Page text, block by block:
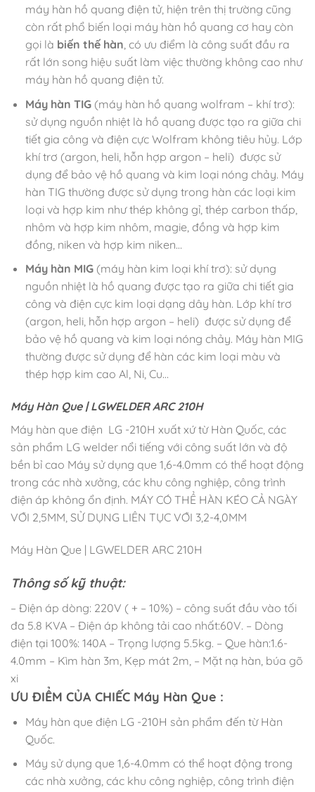
máy hàn hồ quang điện tử, hiện trên thị trường cũng
còn rất phổ biến loại máy hàn hồ quang cơ hay còn
gọi là biến thế hàn, có ưu điểm là công suất đầu ra
rất lớn song hiệu suất làm việc thường không cao như
máy hàn hồ quang điện tử.
Máy hàn TIG(máy hàn hồ quang wolfram – khí trơ):
sử dụng nguồn nhiệt là hồ quang được tạo ra giữa chi
tiết gia công và điện cực Wolfram không tiêu hủy. Lớp
khí trơ (argon, heli, hỗn hợp argon – heli) được sử
dụng để bảo vệ hồ quang và kim loại nóng chảy. Máy
hàn TIG thường được sử dụng trong hàn các loại kim
loại và hợp kim như thép không gỉ, thép carbon thấp,
nhôm và hợp kim nhôm, magie, đồng và hợp kim
đồng, niken và hợp kim niken…
Máy hàn MIG(máy hàn kim loại khí trơ): sử dụng
nguồn nhiệt là hồ quang được tạo ra giữa chi tiết gia
công và điện cực kim loại dạng dây hàn. Lớp khí trơ
(argon, heli, hỗn hợp argon – heli) được sử dụng để
bảo vệ hồ quang và kim loại nóng chảy. Máy hàn MIG
thường được sử dụng để hàn các kim loại màu và
thép hợp kim cao Al, Ni, Cu…
Máy Hàn Que | LGWELDER ARC 210H
Máy hàn que điện LG -210H xuất xứ từ Hàn Quốc, các
sản phẩm LG welder nổi tiếng với công suất lớn và độ
bền bỉ cao Máy sử dụng que 1,6-4.0mm có thể hoạt động
trong các nhà xưởng, các khu công nghiệp, công trình
điện áp không ổn định. MÁY CÓ THỂ HÀN KÉO CẢ NGÀY
VỚI 2,5MM, SỬ DỤNG LIÊN TỤC VỚI 3,2-4,0MM
Máy Hàn Que | LGWELDER ARC 210H
Thông số kỹ thuật:
– Điện áp dòng: 220V ( + – 10%) – công suất đầu vào tối
đa 5.8 KVA – Điện áp không tải cao nhất:60V. – Dòng
điện tại 100%: 140A – Trọng lượng 5.5kg. – Que hàn:1.6-
4.0mm – Kìm hàn 3m, Kẹp mát 2m, – Mặt nạ hàn, búa gõ
xi
ƯU ĐIỂM CỦA CHIẾC Máy Hàn Que :
Máy hàn que điện LG -210H sản phẩm đến từ Hàn
Quốc.
Máy sử dụng que 1,6-4.0mm có thể hoạt động trong
các nhà xưởng, các khu công nghiệp, công trình điện